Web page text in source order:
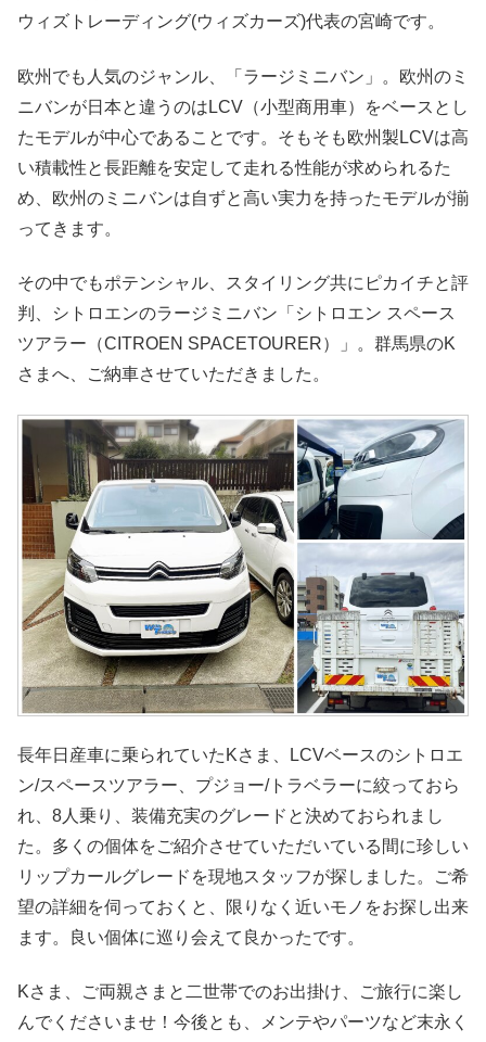
ウィズトレーディング(ウィズカーズ)代表の宮崎です。
欧州でも人気のジャンル、「ラージミニバン」。欧州のミ
ニバンが日本と違うのはLCV（小型商用車）をベースとし
たモデルが中心であることです。そもそも欧州製LCVは高
い積載性と長距離を安定して走れる性能が求められるた
め、欧州のミニバンは自ずと高い実力を持ったモデルが揃
ってきます。
その中でもポテンシャル、スタイリング共にピカイチと評
判、シトロエンのラージミニバン「シトロエン スペース
ツアラー（CITROEN SPACETOURER）」。群馬県のK
さまへ、ご納車させていただきました。
長年日産車に乗られていたKさま、LCVベースのシトロエ
ン/スペースツアラー、プジョー/トラベラーに絞っておら
れ、8人乗り、装備充実のグレードと決めておられまし
た。多くの個体をご紹介させていただいている間に珍しい
リップカールグレードを現地スタッフが探しました。ご希
望の詳細を伺っておくと、限りなく近いモノをお探し出来
ます。良い個体に巡り会えて良かったです。
Kさま、ご両親さまと二世帯でのお出掛け、ご旅行に楽し
んでくださいませ！今後とも、メンテやパーツなど末永く